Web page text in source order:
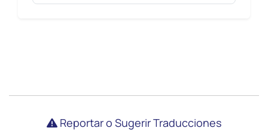
Reportar o Sugerir Traducciones